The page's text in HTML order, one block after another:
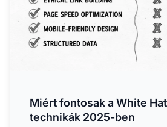
Miért fontosak a White Hat
technikák 2025-ben